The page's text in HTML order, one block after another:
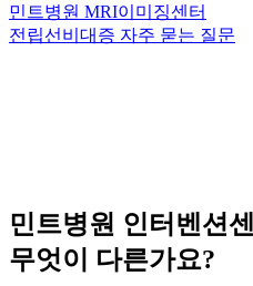
민트병원 MRI이미징센터
전립선비대증 자주 묻는 질문
민트병원 인터벤션
무엇이 다른가요?